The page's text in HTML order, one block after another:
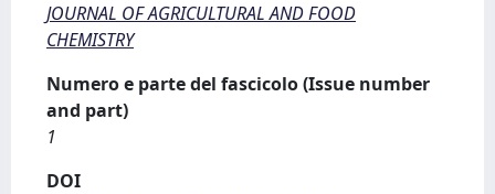
JOURNAL OF AGRICULTURAL AND FOOD
CHEMISTRY
Numero e parte del fascicolo (Issue number
and part)
1
DOI